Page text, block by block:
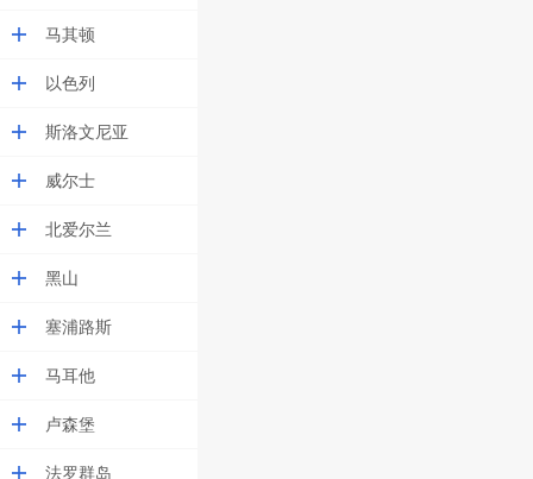
马其顿
以色列
斯洛文尼亚
威尔士
北爱尔兰
黑山
塞浦路斯
马耳他
卢森堡
法罗群岛